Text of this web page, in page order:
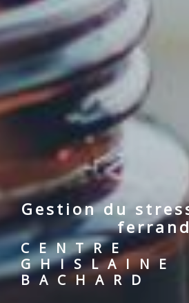
gestion du stress clermont
ferrand
CENTRE
GHISLAINE
BACHARD